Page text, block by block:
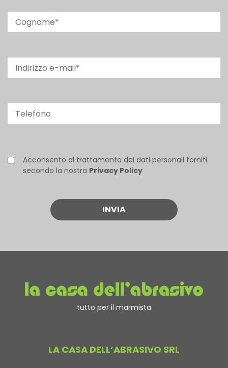
Acconsento al trattamento dei dati personali forniti
secondo la nostra Privacy Policy
tutto per il marmista
LA CASA DELL’ABRASIVO SRL